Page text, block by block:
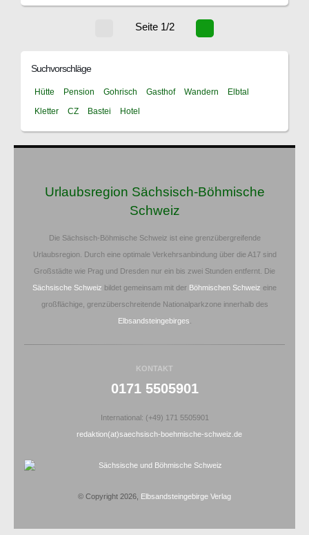
Seite 1/2
Suchvorschläge
Hütte Pension Gohrisch Gasthof Wandern
Elbtal
Kletter
CZ Bastei Hotel
Urlaubsregion Sächsisch-Böhmische
Schweiz
Die Sächsisch-Böhmische Schweiz ist eine grenzübergreifende
Urlaubsregion. Durch eine optimale Verkehrsanbindung über die A17 sind
Großstädte wie Prag und Dresden nur ein bis zwei Stunden entfernt. Die
Sächsische Schweiz bildet gemeinsam mit der Böhmischen Schweiz eine
großflächige, grenzüberschreitende Nationalparkzone innerhalb des
Elbsandsteingebirges
KONTAKT
0171 5505901
International: (+49) 171 5505901
redaktion(at)saechsisch-boehmische-schweiz.de
© Copyright 2026, Elbsandsteingebirge Verlag